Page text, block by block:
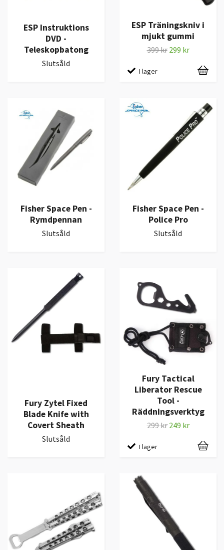
ESP Instruktions
DVD -
Teleskopbatong
Slutsåld
ESP Träningskniv i
mjukt gummi
399 kr 299 kr
I lager
Fisher Space Pen -
Rymdpennan
Slutsåld
Fisher Space Pen -
Police Pro
Slutsåld
Fury Zytel Fixed
Blade Knife with
Covert Sheath
Slutsåld
Fury Tactical
Liberator Rescue
Tool -
Räddningsverktyg
299 kr 249 kr
I lager